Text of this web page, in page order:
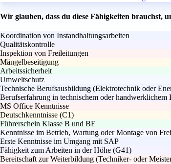
Wir glauben, dass du diese Fähigkeiten brauchst,
Koordination von Instandhaltungsarbeiten
Qualitätskontrolle
Inspektion von Freileitungen
Mängelbeseitigung
Arbeitssicherheit
Umweltschutz
Technische Berufsausbildung (Elektrotechnik oder
Berufserfahrung in technischem oder handwerklichem
MS Office Kenntnisse
Deutschkenntnisse (C1)
Führerschein Klasse B und BE
Kenntnisse im Betrieb, Wartung oder Montage von
Erste Kenntnisse im Umgang mit SAP
Fähigkeit zum Arbeiten in der Höhe (G41)
Bereitschaft zur Weiterbildung (Techniker- oder